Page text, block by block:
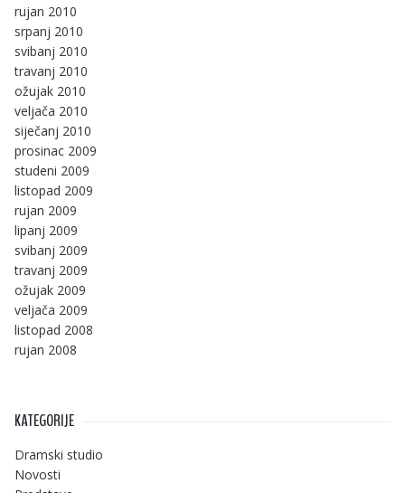
rujan 2010
srpanj 2010
svibanj 2010
travanj 2010
ožujak 2010
veljača 2010
siječanj 2010
prosinac 2009
studeni 2009
listopad 2009
rujan 2009
lipanj 2009
svibanj 2009
travanj 2009
ožujak 2009
veljača 2009
listopad 2008
rujan 2008
KATEGORIJE
Dramski studio
Novosti